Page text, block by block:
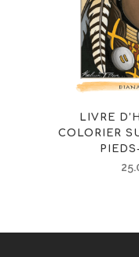
LIVRE
COLORIER